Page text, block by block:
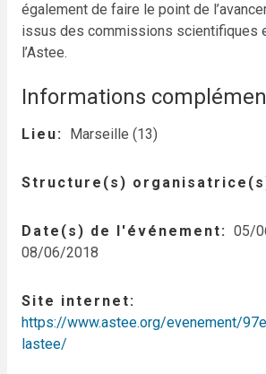
également de faire le point de
issus des commissions scientifiques
l’Astee.
Informations
Lieu Marseille (13)
Structure(s)
Date(s) de l'événement 05/
08/06/2018
Site internet
https://www.astee.org/evenement/
lastee/